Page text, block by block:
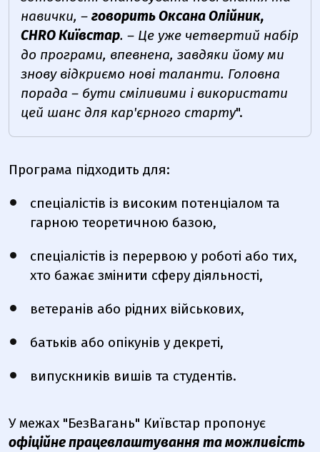
навички, – говорить Оксана Олійник,
CHRO Київстар. – Це уже четвертий набір
до програми, впевнена, завдяки йому ми
знову відкриємо нові таланти. Головна
порада – бути сміливими і використати
цей шанс для кар'єрного старту".
Програма підходить для:
спеціалістів із високим потенціалом та
гарною теоретичною базою,
спеціалістів із перервою у роботі або тих,
хто бажає змінити сферу діяльності,
ветеранів або рідних військових,
батьків або опікунів у декреті,
випускників вишів та студентів.
У межах "БезВагань" Київстар пропонує
офіційне працевлаштування та можливість